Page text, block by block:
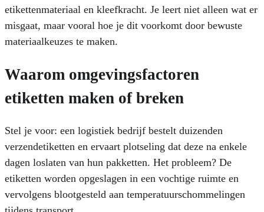
etikettenmateriaal en kleefkracht. Je leert niet alleen wat er
misgaat, maar vooral hoe je dit voorkomt door bewuste
materiaalkeuzes te maken.
Waarom omgevingsfactoren
etiketten maken of breken
Stel je voor: een logistiek bedrijf bestelt duizenden
verzendetiketten en ervaart plotseling dat deze na enkele
dagen loslaten van hun pakketten. Het probleem? De
etiketten worden opgeslagen in een vochtige ruimte en
vervolgens blootgesteld aan temperatuurschommelingen